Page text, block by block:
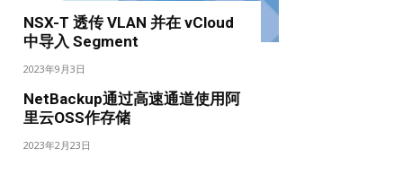
NSX-T 透传 VLAN 并在 vCloud
中导入 Segment
2023年9月3日
NetBackup通过高速通道使用阿
里云OSS作存储
2023年2月23日